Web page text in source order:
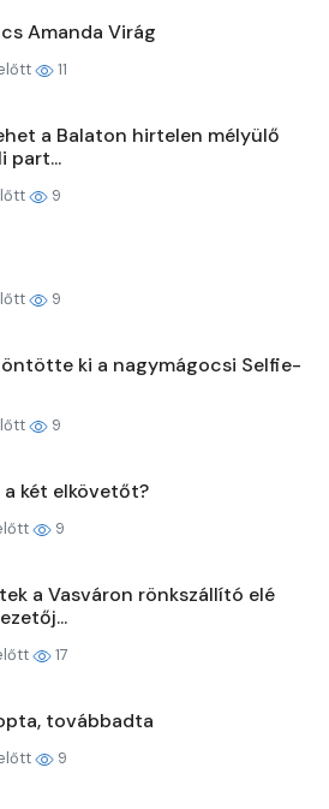
Amanda Virág
11
a Balaton hirtelen mélyülő
part...
9
9
ki a nagymágocsi Selfie-
9
a két elkövetőt?
9
a Vasváron rönkszállító elé
17
továbbadta
9